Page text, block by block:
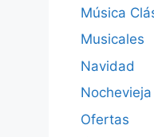
Música
Musicales
Navidad
Nochevieja
Ofertas